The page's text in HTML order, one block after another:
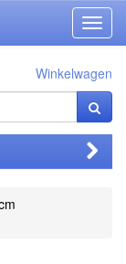
Winkelwagen